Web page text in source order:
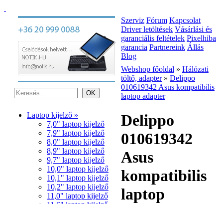
Laptop kijelző »
7,0" laptop kijelző
7,9" laptop kijelző
8,0" laptop kijelző
8,9" laptop kijelző
9,7" laptop kijelző
10,0" laptop kijelző
10,1" laptop kijelző
10,2" laptop kijelző
11,0" laptop kijelző
Szerviz Fórum Kapcsolat
Driver letöltések Vásárlási és
garanciális feltételek Pixelhiba
garancia Partnereink Állás
Blog
Webshop főoldal » Hálózati
töltő, adapter» Delippo
010619342 Asus kompatibilis
laptop adapter
Delippo
010619342
Asus
kompatibilis
laptop